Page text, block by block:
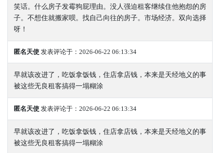
笑话。什么房子发霉狗屁理由。没人强迫租客继续住他抱怨的房
子。不想住就搬家呗。找自己向往的房子。市场经济。双向选择
呀！
匿名天使 发表评论于：2026-06-22 06:13:34
早就该改进了，吃饭拿饭钱，住店拿店钱，本来是天经地义的事
被这些无良租客搞得一塌糊涂
匿名天使 发表评论于：2026-06-22 06:13:34
早就该改进了，吃饭拿饭钱，住店拿店钱，本来是天经地义的事
被这些无良租客搞得一塌糊涂